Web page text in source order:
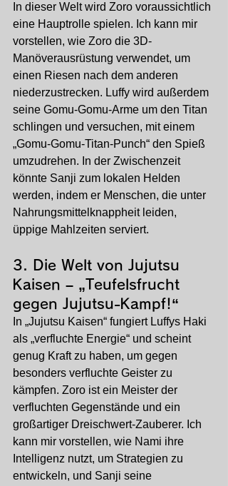
In dieser Welt wird Zoro voraussichtlich
eine Hauptrolle spielen. Ich kann mir
vorstellen, wie Zoro die 3D-
Manöverausrüstung verwendet, um
einen Riesen nach dem anderen
niederzustrecken. Luffy wird außerdem
seine Gomu-Gomu-Arme um den Titan
schlingen und versuchen, mit einem
„Gomu-Gomu-Titan-Punch“ den Spieß
umzudrehen. In der Zwischenzeit
könnte Sanji zum lokalen Helden
werden, indem er Menschen, die unter
Nahrungsmittelknappheit leiden,
üppige Mahlzeiten serviert.
3.
Die Welt von Jujutsu
Kaisen – „Teufelsfrucht
gegen Jujutsu-Kampf!“
In „Jujutsu Kaisen“ fungiert Luffys Haki
als „verfluchte Energie“ und scheint
genug Kraft zu haben, um gegen
besonders verfluchte Geister zu
kämpfen. Zoro ist ein Meister der
verfluchten Gegenstände und ein
großartiger Dreischwert-Zauberer. Ich
kann mir vorstellen, wie Nami ihre
Intelligenz nutzt, um Strategien zu
entwickeln, und Sanji seine